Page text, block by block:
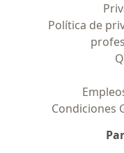
Política de
Condiciones